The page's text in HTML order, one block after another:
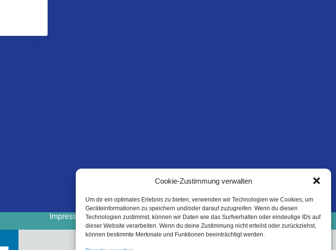
Cookie-Zustimmung verwalten
Um dir ein optimales Erlebnis zu bieten, verwenden wir Technologien wie Cookies, um
Geräteinformationen zu speichern und/oder darauf zuzugreifen. Wenn du diesen
Technologien zustimmst, können wir Daten wie das Surfverhalten oder eindeutige IDs auf
dieser Website verarbeiten. Wenn du deine Zustimmung nicht erteilst oder zurückziehst,
können bestimmte Merkmale und Funktionen beeinträchtigt werden.
Impressum Cookie-Richtlinie (EU)
Datenschutzinformation
Haftungsausschluss